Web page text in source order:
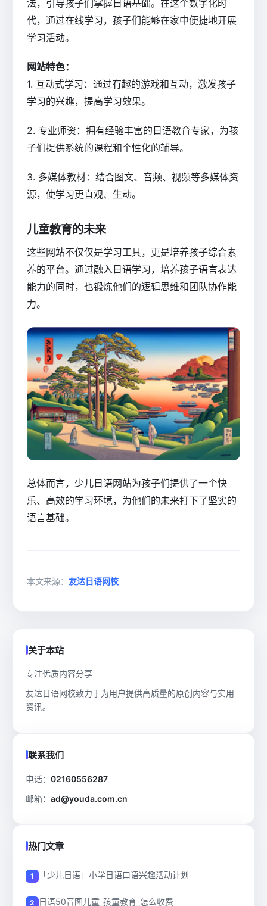
法，引导孩子们掌握日语基础。在这个数字化时
代，通过在线学习，孩子们能够在家中便捷地开展
学习活动。
网站特色：
1. 互动式学习：通过有趣的游戏和互动，激发孩子
学习的兴趣，提高学习效果。
2. 专业师资：拥有经验丰富的日语教育专家，为孩
子们提供系统的课程和个性化的辅导。
3. 多媒体教材：结合图文、音频、视频等多媒体资
源，使学习更直观、生动。
儿童教育的未来
这些网站不仅仅是学习工具，更是培养孩子综合素
养的平台。通过融入日语学习，培养孩子语言表达
能力的同时，也锻炼他们的逻辑思维和团队协作能
力。
总体而言，少儿日语网站为孩子们提供了一个快
乐、高效的学习环境，为他们的未来打下了坚实的
语言基础。
本文来源： 友达日语网校
关于本站
专注优质内容分享
友达日语网校致力于为用户提供高质量的原创内容与实用
资讯。
联系我们
电话： 02160556287
邮箱： ad@youda.com.cn
热门文章
「少儿日语」小学日语口语兴趣活动计划
日语50音图儿童_孩童教育_怎么收费